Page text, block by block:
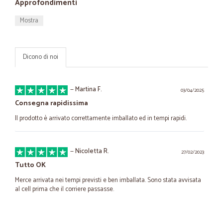
Approfondimenti
Mostra
Dicono di noi
03/04/2025
—Martina F.
Consegna rapidissima
Il prodotto è arrivato correttamente imballato ed in tempi rapidi.
27/02/2023
—Nicoletta R.
Tutto OK
Merce arrivata nei tempi previsti e ben imballata. Sono stata avvisata
al cell prima che il corriere passasse.